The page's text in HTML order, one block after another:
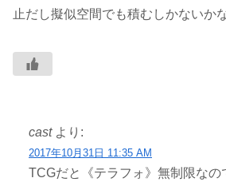
止だし擬似空間でも積むしかないか
cast より:
2017年10月31日 11:35 AM
TCGだと《テラフォ》無制限なの